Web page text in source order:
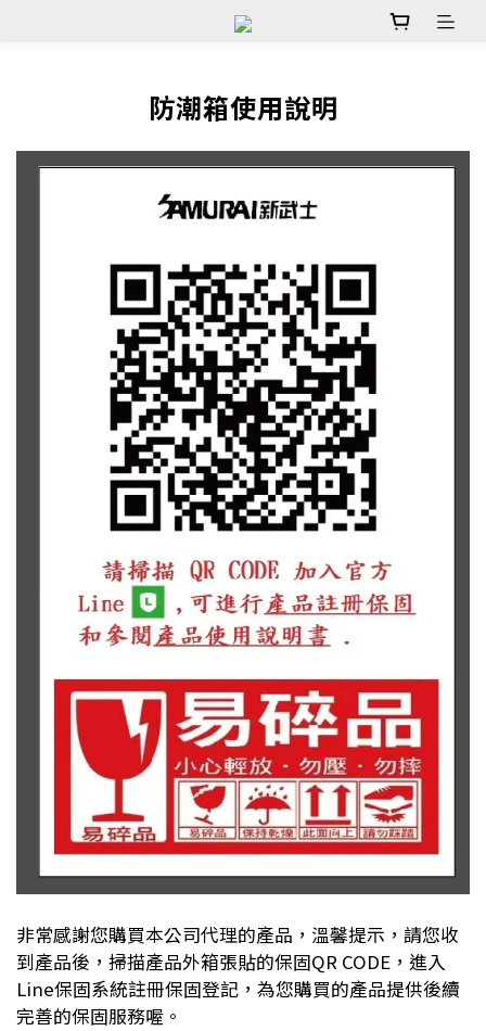
防潮箱使用說明
非常感謝您購買本公司代理的產品，溫馨提示，請您收
到產品後，掃描產品外箱張貼的保固QR CODE ，進入
Line保固系統註冊保固登記，為您購買的產品提供後續
完善的保固服務喔。